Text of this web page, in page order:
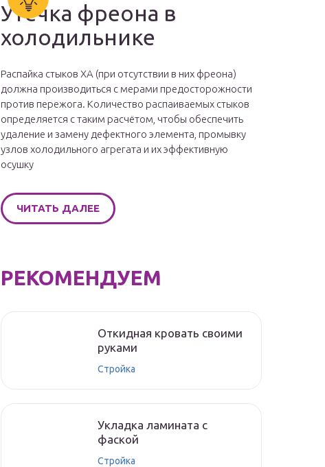
Утечка фреона в
холодильнике
Распайка стыков ХА (при отсутствии в них фреона)
должна производиться с мерами предосторожности
против пережога. Количество распаиваемых стыков
определяется с таким расчётом, чтобы обеспечить
удаление и замену дефектного элемента, промывку
узлов холодильного агрегата и их эффективную
осушку
ЧИТАТЬ ДАЛЕЕ
РЕКОМЕНДУЕМ
Откидная кровать своими
руками
Стройка
Укладка ламината с
фаской
Стройка